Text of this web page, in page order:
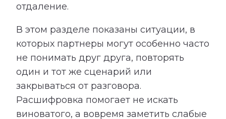
отдаление.
В этом разделе показаны ситуации, в
которых партнеры могут особенно часто
не понимать друг друга, повторять
один и тот же сценарий или
закрываться от разговора.
Расшифровка помогает не искать
виноватого, а вовремя заметить слабые